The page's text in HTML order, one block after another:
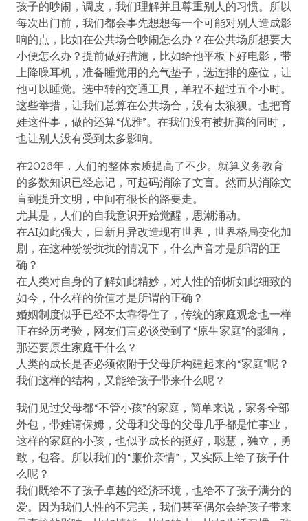
孩子的吵闹，调皮，我们理解并且尊重别人的习惯。所以
每次出门前，我们都会事先想想每一个可能对别人造成影
响的点，比如在公共场合吵闹怎么办？在公共场所想要大
小便怎么办？提前做好措施，比如给他平板下好电影，带
上降噪耳机，准备睡觉用的充气垫子，选连排的座位，让
他可以睡觉。选中转的交通工具，单程不超过五个小时。
这些举措，让我们总算在公共场合，没有太狼狈。也把育
娃这件事，做的还算“优雅”。在我们没有被折腾的同时，
也让别人没有受到太多影响。
在2026年，人们的整体素质提高了不少。就算义务教育
的多数知识已经忘记，可起码消除了文盲。然而从消除文
盲到提升文明，中间有很长的路要走。
尤其是，人们的自我意识开始觉醒，思潮涌动。
在AI如此强大，日新月异改造现有世界，世界格局变化加
剧，在这种纷纷扰扰的情况下，什么声音才是所谓的正
确？
在人类对自身的了解如此精妙，对人性的剖析如此细致的
如今，什么样的价值才是所谓的正确？
婚姻制度似乎已经不太靠得住了，传统的家庭观念也一样
正在经历考验，网友们言必谈受到了“原生家庭”的影响，
那还要原生家庭干什么？
人类的成长是否必须依附于父母所构建起来的“家庭”呢？
我们这样的结构，又能给孩子带来什么呢？
我们见过父母都“不管小孩”的家庭，简单来说，家务全部
外包，带娃请保姆，父母和父母的父母几乎都是忙事业，
这样的家庭的小孩，也似乎成长的挺好，聪慧，独立，勇
敢，包容。所以我们的“廉价亲情”，又实际上给了孩子什
么呢？
我们既给不了孩子卓越的经济环境，也给不了孩子满分的
爱。因为我们人性的不完美，我们甚至偶尔会给孩子带来